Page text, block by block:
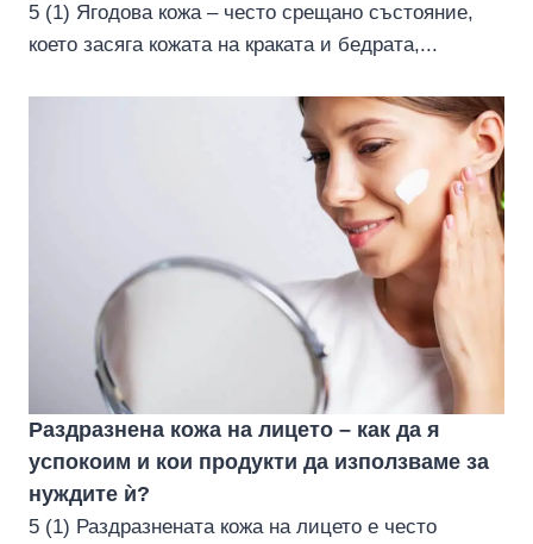
5 (1) Ягодова кожа – често срещано състояние,
което засяга кожата на краката и бедрата,...
Раздразнена кожа на лицето – как да я
успокоим и кои продукти да използваме за
нуждите ѝ?
5 (1) Раздразнената кожа на лицето е често